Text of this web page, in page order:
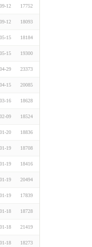
12 17752
12 18093
15 18184
15 19300
29 23373
15 20085
16 18628
09 18524
20 18836
19 18708
19 18416
19 20494
19 17839
18 18728
18 21419
18 18273